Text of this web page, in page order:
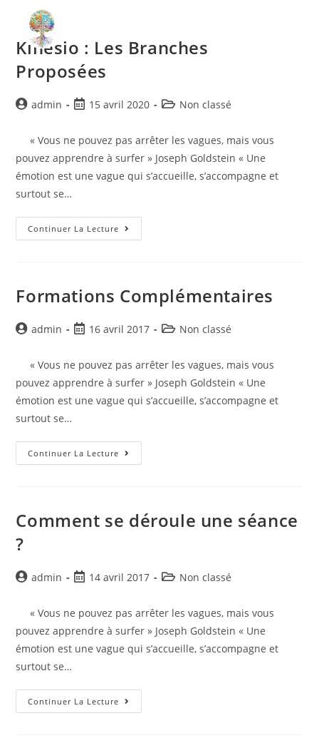
Kinésio : Les Branches
Proposées
admin 15 avril 2020 Non classé
« Vous ne pouvez pas arrêter les vagues, mais vous
pouvez apprendre à surfer » Joseph Goldstein « Une
émotion est une vague qui s’accueille, s’accompagne et
surtout se…
Continuer La Lecture
Formations Complémentaires
admin 16 avril 2017 Non classé
« Vous ne pouvez pas arrêter les vagues, mais vous
pouvez apprendre à surfer » Joseph Goldstein « Une
émotion est une vague qui s’accueille, s’accompagne et
surtout se…
Continuer La Lecture
Comment se déroule une séance
?
admin 14 avril 2017 Non classé
« Vous ne pouvez pas arrêter les vagues, mais vous
pouvez apprendre à surfer » Joseph Goldstein « Une
émotion est une vague qui s’accueille, s’accompagne et
surtout se…
Continuer La Lecture